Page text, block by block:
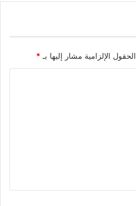
الحقول الإلزامية مشار إليها بـ *